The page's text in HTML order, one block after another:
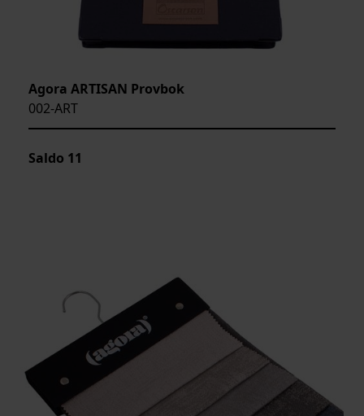
Agora ARTISAN Provbok
002-ART
Saldo 11